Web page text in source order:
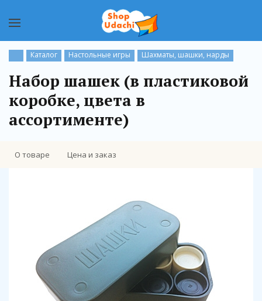
Каталог Настольные игры Шахматы, шашки, нарды
Набор шашек (в пластиковой
коробке, цвета в
ассортименте)
О товаре Цена и заказ